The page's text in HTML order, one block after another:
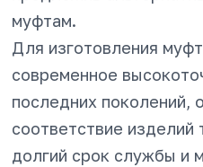
муфтам.
Для изготовления
современное
последних поколений,
соответствие
долгий срок службы и